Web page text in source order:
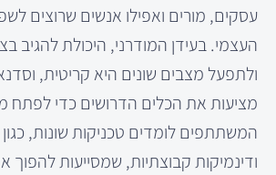
עסקים, מורים ואפילו אנשים שרוצים
העצמי. בעידן המודרני, היכולת להגיב
ולתפעל מצבים שונים היא קריטית,
מציעות את הכלים הדרושים כדי לפתח
המשתתפים לומדים טכניקות שונות,
ודינמיקות קבוצתיות, שמסייעות להפוך